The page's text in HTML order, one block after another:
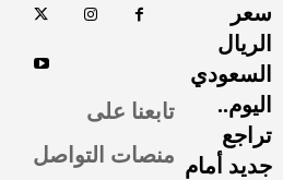
سعر
الريال
السعودي
اليوم..
تراجع
جديد أمام
تابعنا على
منصات التواصل